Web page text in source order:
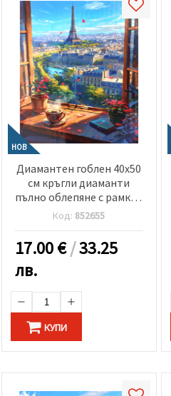
НОВ
Диамантен гоблен 40x50
см кръгли диаманти
пълно облепяне с рамка -
Парижко утро GLE79259
Код: 852655
17.00€/33.25
лв.
КУПИ